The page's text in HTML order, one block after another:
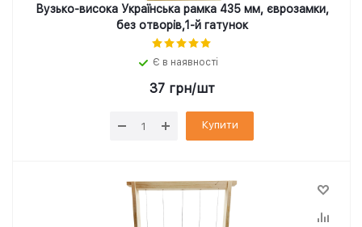
Вузько-висока Українська рамка 435 мм, єврозамки,
без отворів,1-й гатунок
Є в наявності
37грн/шт
Купити